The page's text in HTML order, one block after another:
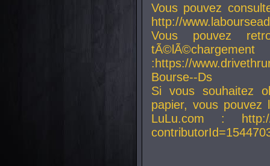
Vous pouvez
http://
Vous pouvez
:https://
Bourse--Ds
Si vous souhaitez
papier, vous
LuLu.com : http://